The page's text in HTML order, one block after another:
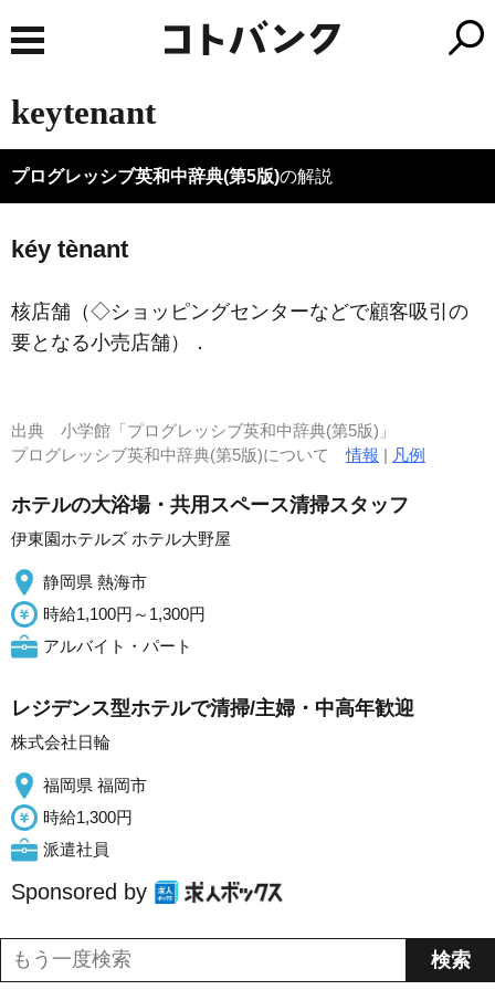
keytenant
プログレッシブ英和中辞典(第5版)の解説
kéy tènant
核店舗（◇ショッピングセンターなどで顧客吸引の
要となる小売店舗）
．
出典 小学館「プログレッシブ英和中辞典(第5版)」
プログレッシブ英和中辞典(第5版)について情報 | 凡例
ホテルの大浴場・共用スペース清掃スタッフ
伊東園ホテルズ ホテル大野屋
静岡県 熱海市
時給1,100円～1,300円
アルバイト・パート
レジデンス型ホテルで清掃/主婦・中高年歓迎
株式会社日輪
福岡県 福岡市
時給1,300円
派遣社員
Sponsored by